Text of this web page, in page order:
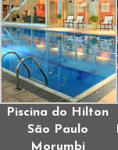
Piscina do Hilton
São Paulo
Morumbi